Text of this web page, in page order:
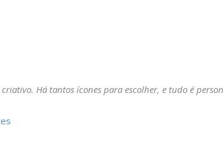
Há tantos ícones para escolher, e tudo é